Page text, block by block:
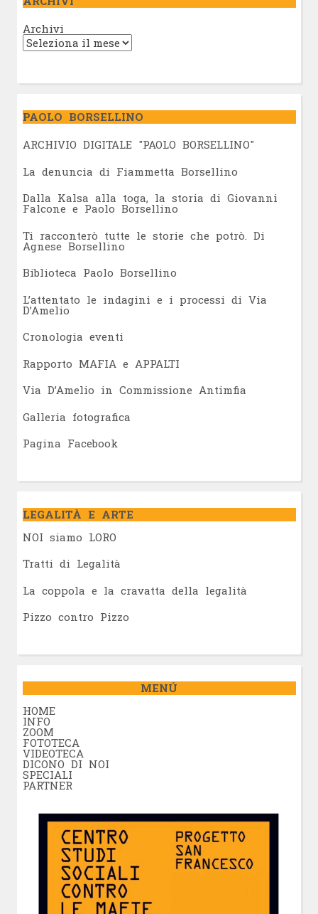
Archivi
PAOLO BORSELLINO
ARCHIVIO DIGITALE "PAOLO BORSELLINO"
La denuncia di Fiammetta Borsellino
Dalla Kalsa alla toga, la storia di Giovanni
Falcone e Paolo Borsellino
Ti racconterò tutte le storie che potrò. Di
Agnese Borsellino
Biblioteca Paolo Borsellino
L’attentato le indagini e i processi di Via
D’Amelio
Cronologia eventi
Rapporto MAFIA e APPALTI
Via D’Amelio in Commissione Antimfia
Galleria fotografica
Pagina Facebook
LEGALITÀ E ARTE
NOI siamo LORO
Tratti di Legalità
La coppola e la cravatta della legalità
Pizzo contro Pizzo
MENÚ
HOME
INFO
ZOOM
FOTOTECA
VIDEOTECA
DICONO DI NOI
SPECIALI
PARTNER